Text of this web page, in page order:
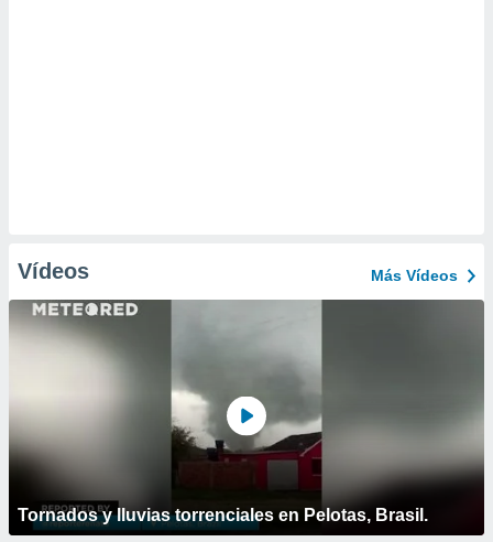
Vídeos Más Vídeos
Tornados y lluvias torrenciales en Pelotas, Brasil.